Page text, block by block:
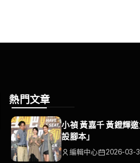
熱門文章
小禎 黃嘉千 黃鐙輝
設腳本」
編輯中心 2026-03-